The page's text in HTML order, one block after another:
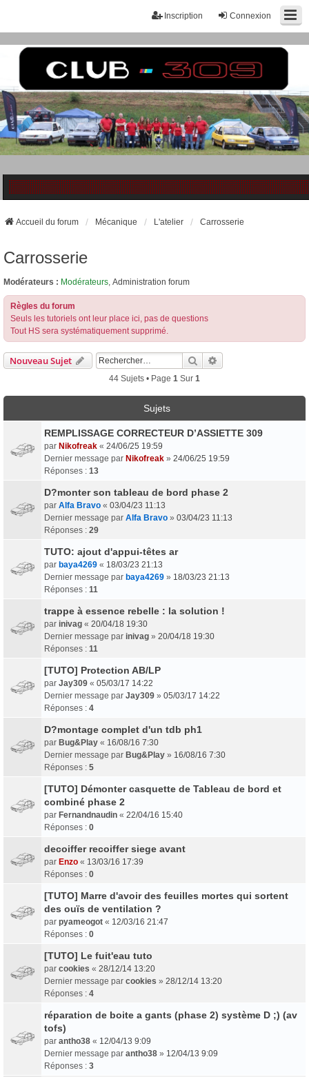
Connexion
Inscription
Accueil du forum Mécanique L'atelier Carrosserie
Carrosserie
Modérateurs : Modérateurs, Administration forum
Règles du forum
Seuls les tutoriels ont leur place ici, pas de questions
Tout HS sera systématiquement supprimé.
Nouveau Sujet Rechercher
44 Sujets • Page 1 Sur 1
Sujets
REMPLISSAGE CORRECTEUR D’ASSIETTE 309
par Nikofreak « 24/06/25 19:59
Dernier message par Nikofreak » 24/06/25 19:59
Réponses : 13
D?monter son tableau de bord phase 2
par Alfa Bravo « 03/04/23 11:13
Dernier message par Alfa Bravo » 03/04/23 11:13
Réponses : 29
TUTO: ajout d'appui-têtes ar
par baya4269 « 18/03/23 21:13
Dernier message par baya4269 » 18/03/23 21:13
Réponses : 11
trappe à essence rebelle : la solution !
par inivag « 20/04/18 19:30
Dernier message par inivag » 20/04/18 19:30
Réponses : 11
[TUTO] Protection AB/LP
par Jay309 « 05/03/17 14:22
Dernier message par Jay309 » 05/03/17 14:22
Réponses : 4
D?montage complet d'un tdb ph1
par Bug&Play « 16/08/16 7:30
Dernier message par Bug&Play » 16/08/16 7:30
Réponses : 5
[TUTO] Démonter casquette de Tableau de bord et
combiné phase 2
par Fernandnaudin « 22/04/16 15:40
Réponses : 0
decoiffer recoiffer siege avant
par Enzo « 13/03/16 17:39
Réponses : 0
[TUTO] Marre d'avoir des feuilles mortes qui sortent
des ouïs de ventilation ?
par pyameogot « 12/03/16 21:47
Réponses : 0
[TUTO] Le fuit'eau tuto
par cookies « 28/12/14 13:20
Dernier message par cookies » 28/12/14 13:20
Réponses : 4
réparation de boite a gants (phase 2) système D ;) (av
tofs)
par antho38 « 12/04/13 9:09
Dernier message par antho38 » 12/04/13 9:09
Réponses : 3